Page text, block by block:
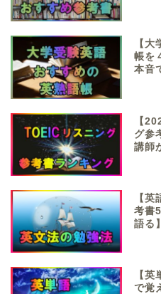
【
帳を
本音
【
グ参
講師
【
考書
語る】
【
で覚